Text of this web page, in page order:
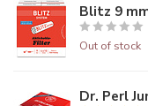
Blitz 9
Out of stock
Dr. Perl